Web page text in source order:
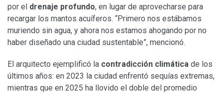
por el drenaje profundo, en lugar de aprovecharse para
recargar los mantos acuíferos. “Primero nos estábamos
muriendo sin agua, y ahora nos estamos ahogando por no
haber diseñado una ciudad sustentable”, mencionó.
El arquitecto ejemplificó la contradicción climática de los
últimos años: en 2023 la ciudad enfrentó sequías extremas,
mientras que en 2025 ha llovido el doble del promedio